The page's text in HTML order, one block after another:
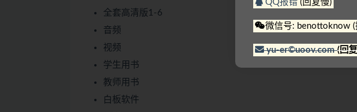
全套高清版1-6
音频
视频
学生用书
教师用书
白板软件
QQ报错 (回复慢)
微信号: benottoknow (
yu-er©uoov.com(回